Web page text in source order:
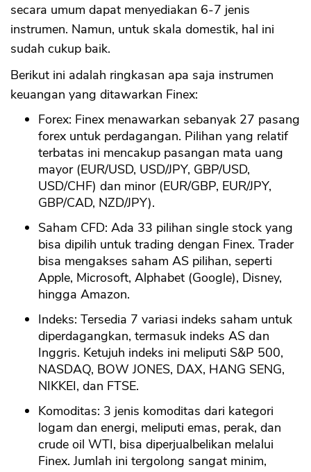
secara umum dapat menyediakan 6-7 jenis
instrumen. Namun, untuk skala domestik, hal ini
sudah cukup baik.
Berikut ini adalah ringkasan apa saja instrumen
keuangan yang ditawarkan Finex:
Forex: Finex menawarkan sebanyak 27 pasang
forex untuk perdagangan. Pilihan yang relatif
terbatas ini mencakup pasangan mata uang
mayor (EUR/USD, USD/JPY, GBP/USD,
USD/CHF) dan minor (EUR/GBP, EUR/JPY,
GBP/CAD, NZD/JPY).
Saham CFD: Ada 33 pilihan single stock yang
bisa dipilih untuk trading dengan Finex. Trader
bisa mengakses saham AS pilihan, seperti
Apple, Microsoft, Alphabet (Google), Disney,
hingga Amazon.
Indeks: Tersedia 7 variasi indeks saham untuk
diperdagangkan, termasuk indeks AS dan
Inggris. Ketujuh indeks ini meliputi S&P 500,
NASDAQ, BOW JONES, DAX, HANG SENG,
NIKKEI, dan FTSE.
Komoditas: 3 jenis komoditas dari kategori
logam dan energi, meliputi emas, perak, dan
crude oil WTI, bisa diperjualbelikan melalui
Finex. Jumlah ini tergolong sangat minim,